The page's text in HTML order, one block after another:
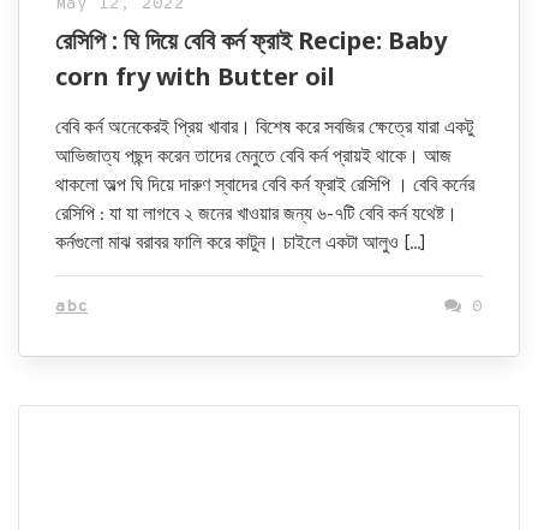
রেসিপি : ঘি দিয়ে বেবি কর্ন ফ্রাই Recipe: Baby
corn fry with Butter oil
বেবি কর্ন অনেকেরই প্রিয় খাবার। বিশেষ করে সবজির ক্ষেত্রে যারা একটু
আভিজাত্য পছন্দ করেন তাদের মেনুতে বেবি কর্ন প্রায়ই থাকে। আজ
থাকলো অল্প ঘি দিয়ে দারুণ স্বাদের বেবি কর্ন ফ্রাই রেসিপি । বেবি কর্নের
রেসিপি : যা যা লাগবে ২ জনের খাওয়ার জন্য ৬-৭টি বেবি কর্ন যথেষ্ট।
কর্নগুলো মাঝ বরাবর ফালি করে কাটুন। চাইলে একটা আলুও […]
abc 0